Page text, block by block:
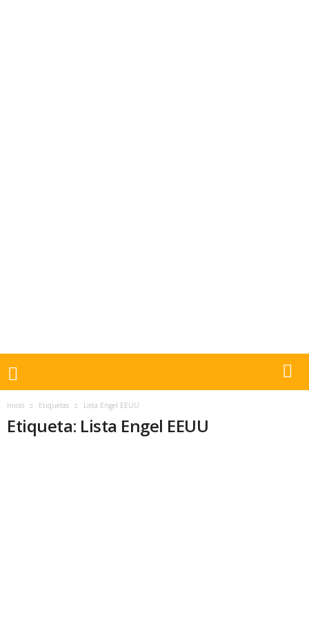
Inicio Etiquetas Lista Engel EEUU
Etiqueta: Lista Engel EEUU